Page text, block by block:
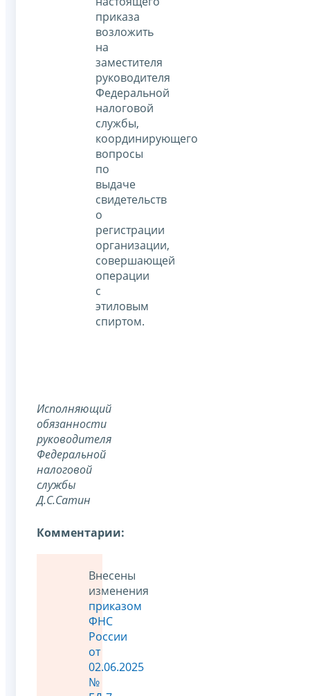
приказа
возложить
на
заместителя
руководителя
Федеральной
налоговой
службы,
координирующего
вопросы
по
выдаче
свидетельств
о
регистрации
организации,
совершающей
операции
с
этиловым
спиртом.
Исполняющий
обязанности
руководителя
Федеральной
налоговой
службы
Д.С.Сатин
Комментарии:
Внесены
изменения
приказом
ФНС
России
от
02.06.2025
№